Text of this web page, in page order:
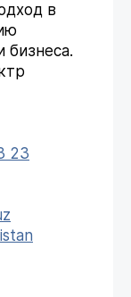
в
бизнеса.
23